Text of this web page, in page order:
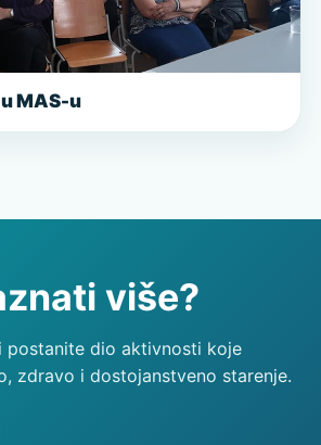
MAS-u
više?
postanite dio aktivnosti koje
zdravo i dostojanstveno starenje.